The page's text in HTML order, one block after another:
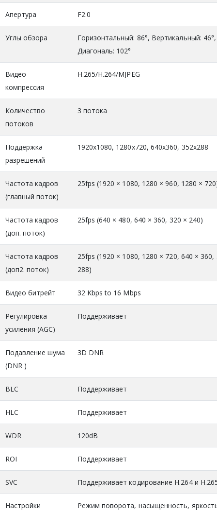
Апертура F2.0
Углы обзора
Горизонтальный: 86°, Вертикальный: 46°,
Диагональ: 102°
Видео
компрессия
H.265/H.264/MJPEG
Количество
потоков
3 потока
Поддержка
разрешений
1920x1080, 1280x720, 640x360, 352x288
Частота кадров
(главный поток)
25fps (1920 × 1080, 1280 × 960, 1280 ×
Частота кадров
(доп. поток)
25fps (640 × 480, 640 × 360, 320 × 240)
Частота кадров
(доп2. поток)
25fps (1920 × 1080, 1280 × 720, 640 × 360,
288)
Видео битрейт 32 Kbps to 16 Mbps
Регулировка
усиления (AGC)
Поддерживает
Подавление шума
(DNR )
3D DNR
BLC Поддерживает
HLC Поддерживает
WDR 120dB
ROI Поддерживает
SVC Поддерживает кодирование H.264 и
Настройки Режим поворота, насыщенность,